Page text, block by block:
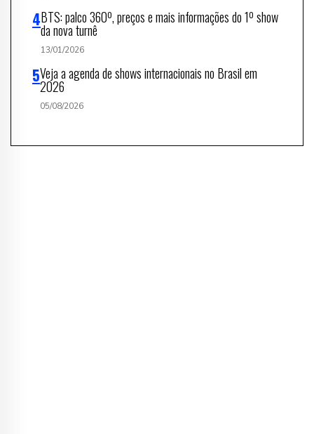
BTS: palco 360º, preços e mais informações do 1º show
da nova turnê
13/01/2026
Veja a agenda de shows internacionais no Brasil em
2026
05/08/2026